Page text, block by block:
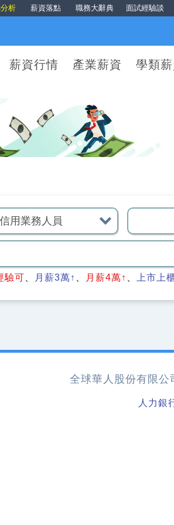
析 薪資落點 職務大辭典 面試經驗談
薪資行情 產業薪資 學類
驗可 月薪3萬↑ 月薪4萬↑ 上市上
全球華人股份有限
人力銀